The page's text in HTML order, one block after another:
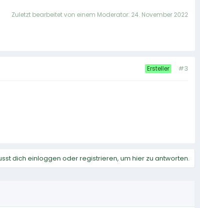
Zuletzt bearbeitet von einem Moderator: 24. November 2022
Ersteller #3
dich einloggen oder registrieren, um hier zu antworten.